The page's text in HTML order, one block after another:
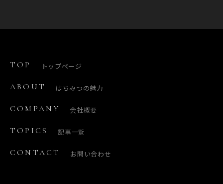
TOP トップページ
ABOUT はちみつの魅力
COMPANY 会社概要
TOPICS 記事一覧
CONTACT お問い合わせ